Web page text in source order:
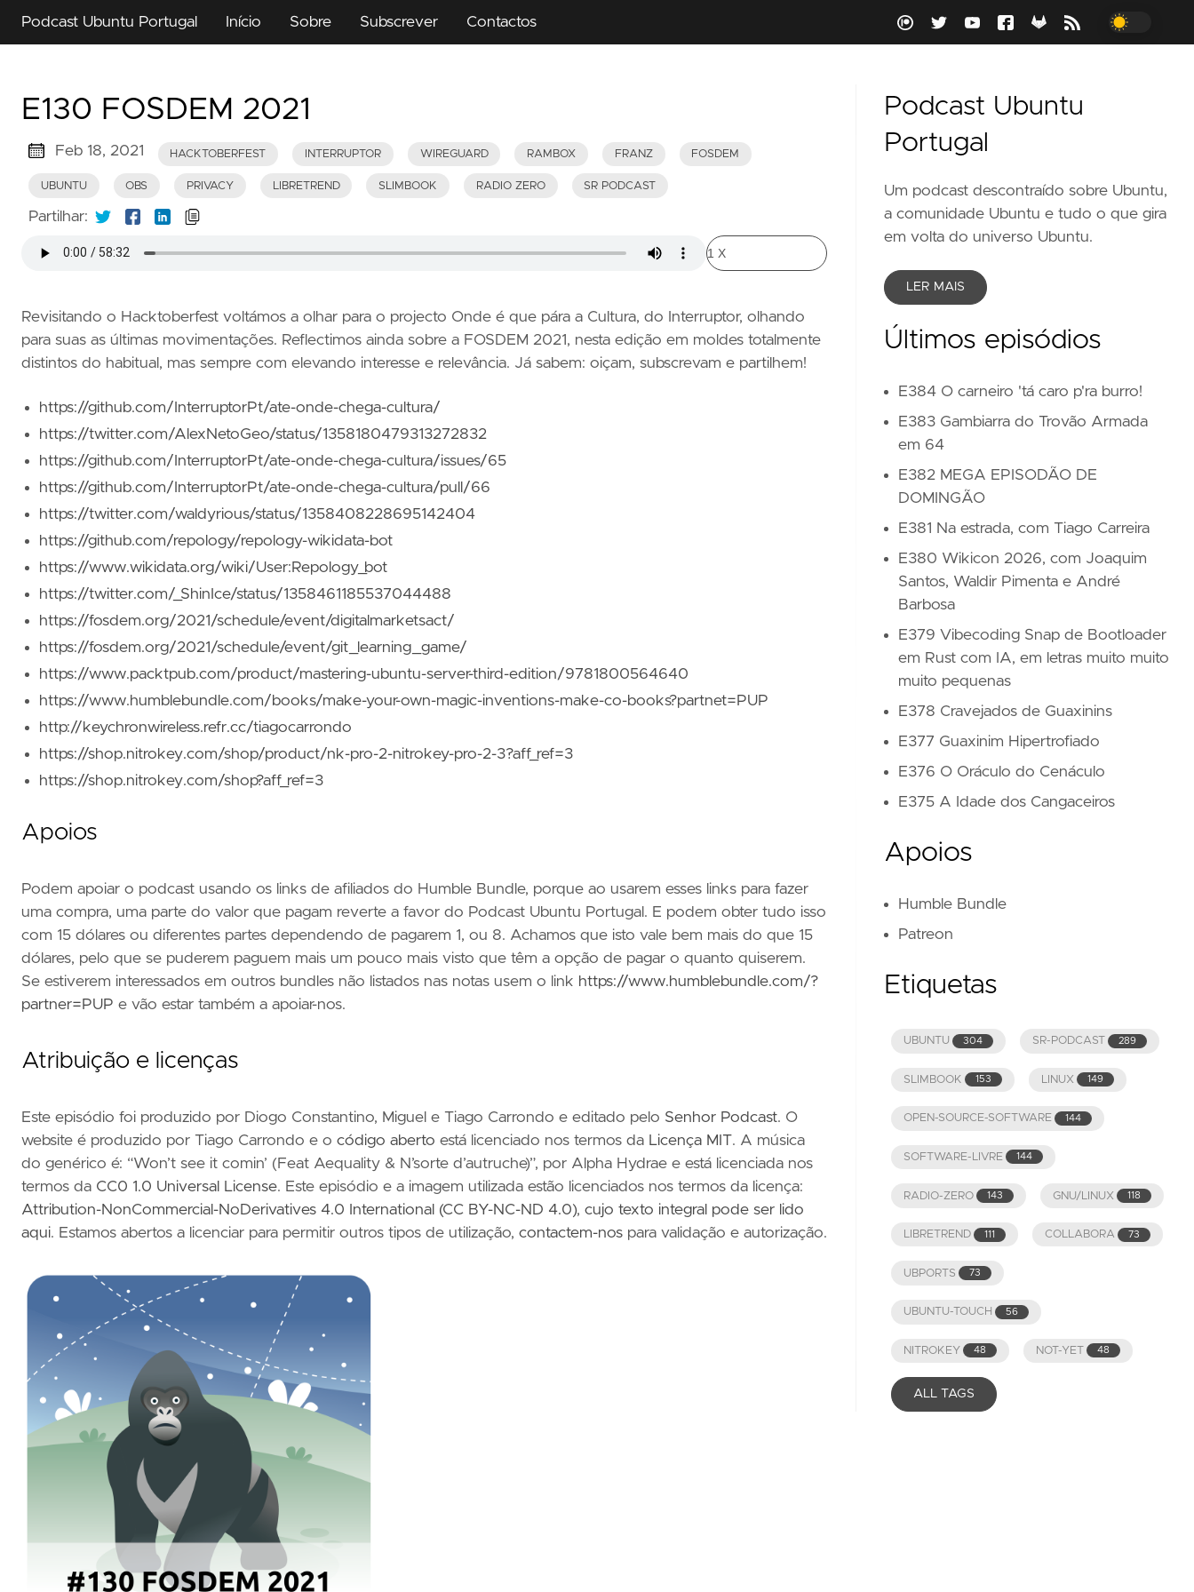
Podcast Ubuntu Portugal Início Sobre Subscrever Contactos
E130 FOSDEM 2021
Feb 18, 2021 HACKTOBERFEST INTERRUPTOR WIREGUARD RAMBOX FRANZ FOSDEM
UBUNTU OBS PRIVACY LIBRETREND SLIMBOOK RADIO ZERO SR PODCAST
Partilhar:
Revisitando o Hacktoberfest voltámos a olhar para o projecto Onde é que pára a Cultura, do Interruptor, olhando
para suas as últimas movimentações. Reflectimos ainda sobre a FOSDEM 2021, nesta edição em moldes totalmente
distintos do habitual, mas sempre com elevando interesse e relevância. Já sabem: oiçam, subscrevam e partilhem!
https://github.com/InterruptorPt/ate-onde-chega-cultura/
https://twitter.com/AlexNetoGeo/status/1358180479313272832
https://github.com/InterruptorPt/ate-onde-chega-cultura/issues/65
https://github.com/InterruptorPt/ate-onde-chega-cultura/pull/66
https://twitter.com/waldyrious/status/1358408228695142404
https://github.com/repology/repology-wikidata-bot
https://www.wikidata.org/wiki/User:Repology_bot
https://twitter.com/_ShinIce/status/1358461185537044488
https://fosdem.org/2021/schedule/event/digitalmarketsact/
https://fosdem.org/2021/schedule/event/git_learning_game/
https://www.packtpub.com/product/mastering-ubuntu-server-third-edition/9781800564640
https://www.humblebundle.com/books/make-your-own-magic-inventions-make-co-books?partnet=PUP
http://keychronwireless.refr.cc/tiagocarrondo
https://shop.nitrokey.com/shop/product/nk-pro-2-nitrokey-pro-2-3?aff_ref=3
https://shop.nitrokey.com/shop?aff_ref=3
Apoios
Podem apoiar o podcast usando os links de afiliados do Humble Bundle, porque ao usarem esses links para fazer
uma compra, uma parte do valor que pagam reverte a favor do Podcast Ubuntu Portugal. E podem obter tudo isso
com 15 dólares ou diferentes partes dependendo de pagarem 1, ou 8. Achamos que isto vale bem mais do que 15
dólares, pelo que se puderem paguem mais um pouco mais visto que têm a opção de pagar o quanto quiserem.
Se estiverem interessados em outros bundles não listados nas notas usem o link https://www.humblebundle.com/?
partner=PUP e vão estar também a apoiar-nos.
Atribuição e licenças
Este episódio foi produzido por Diogo Constantino, Miguel e Tiago Carrondo e editado pelo Senhor Podcast. O
website é produzido por Tiago Carrondo e o código aberto está licenciado nos termos da Licença MIT. A música
do genérico é: “Won’t see it comin’ (Feat Aequality & N’sorte d’autruche)”, por Alpha Hydrae e está licenciada nos
termos da CC0 1.0 Universal License. Este episódio e a imagem utilizada estão licenciados nos termos da licença:
Attribution-NonCommercial-NoDerivatives 4.0 International (CC BY-NC-ND 4.0), cujo texto integral pode ser lido
aqui. Estamos abertos a licenciar para permitir outros tipos de utilização, contactem-nos para validação e autorização.
Podcast Ubuntu
Portugal
Um podcast descontraído sobre Ubuntu,
a comunidade Ubuntu e tudo o que gira
em volta do universo Ubuntu.
LER MAIS
Últimos episódios
E384 O carneiro 'tá caro p'ra burro!
E383 Gambiarra do Trovão Armada
em 64
E382 MEGA EPISODÃO DE
DOMINGÃO
E381 Na estrada, com Tiago Carreira
E380 Wikicon 2026, com Joaquim
Santos, Waldir Pimenta e André
Barbosa
E379 Vibecoding Snap de Bootloader
em Rust com IA, em letras muito muito
muito pequenas
E378 Cravejados de Guaxinins
E377 Guaxinim Hipertrofiado
E376 O Oráculo do Cenáculo
E375 A Idade dos Cangaceiros
Apoios
Humble Bundle
Patreon
Etiquetas
UBUNTU 304 SR-PODCAST 289
SLIMBOOK 153 LINUX 149
OPEN-SOURCE-SOFTWARE 144
SOFTWARE-LIVRE 144
RADIO-ZERO 143 GNU/LINUX 118
LIBRETREND 111 COLLABORA 73
UBPORTS 73
UBUNTU-TOUCH 56
NITROKEY 48 NOT-YET 48
ALL TAGS